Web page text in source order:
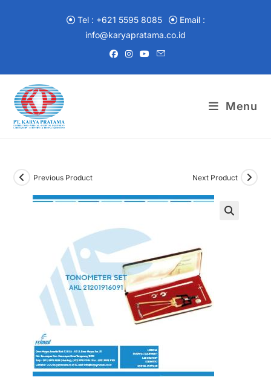
Tel : +621 5595 8085
Email :
info@karyapratama.co.id
Menu
Previous Product Next Product